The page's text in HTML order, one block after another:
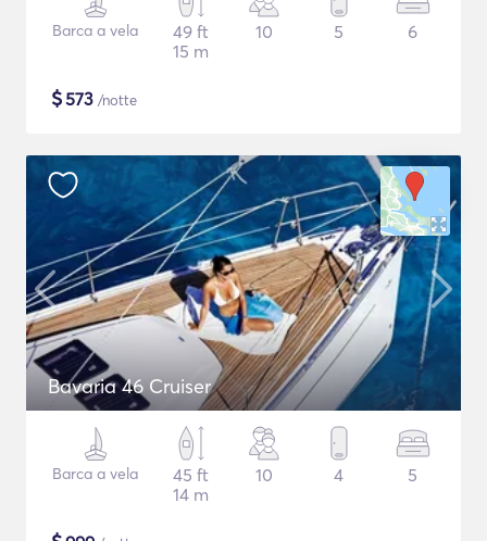
Barca a vela
49 ft
15 m
10 5 6
$573 /notte
Bavaria 46 Cruiser
Barca a vela
45 ft
14 m
10 4 5